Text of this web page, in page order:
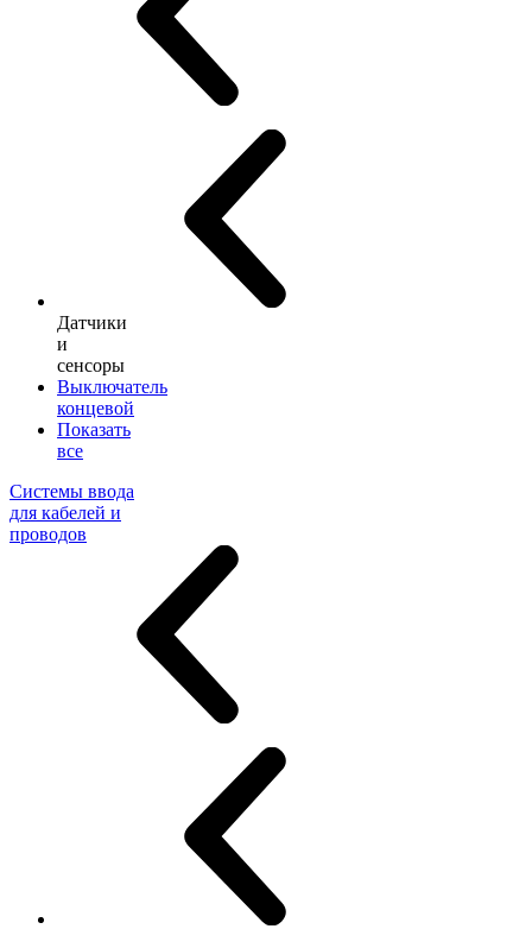
Датчики
и
сенсоры
Выключатель
концевой
Показать
все
Системы ввода
для кабелей и
проводов